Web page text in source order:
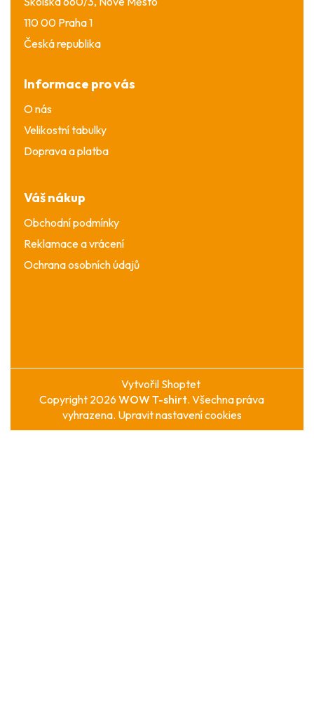
110 00 Praha 1
Česká republika
Informace pro vás
O nás
Velikostní tabulky
Doprava a platba
Váš nákup
Obchodní podmínky
Reklamace a vrácení
Ochrana osobních údajů
Vytvořil Shoptet
Copyright 2026WOW T-shirt. Všechna práva
vyhrazena. Upravit nastavení cookies